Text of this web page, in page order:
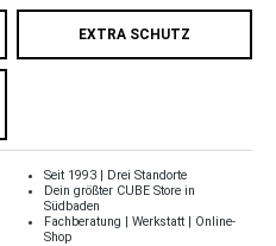
EXTRA SCHUTZ
Seit 1993 | Drei Standorte
Dein größter CUBE Store in
Südbaden
Fachberatung | Werkstatt | Online-
Shop